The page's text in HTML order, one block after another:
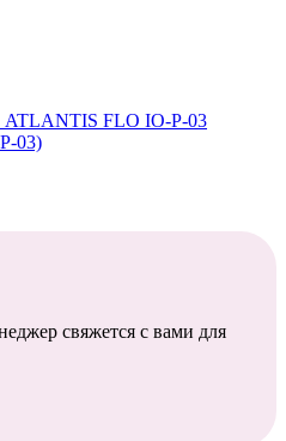
ATLANTIS FLO IO-P-03
03)
свяжется с вами для